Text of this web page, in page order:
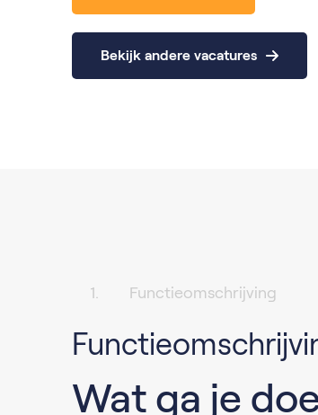
Bekijk andere vacatures
Functieomschrijving
Wat ga je